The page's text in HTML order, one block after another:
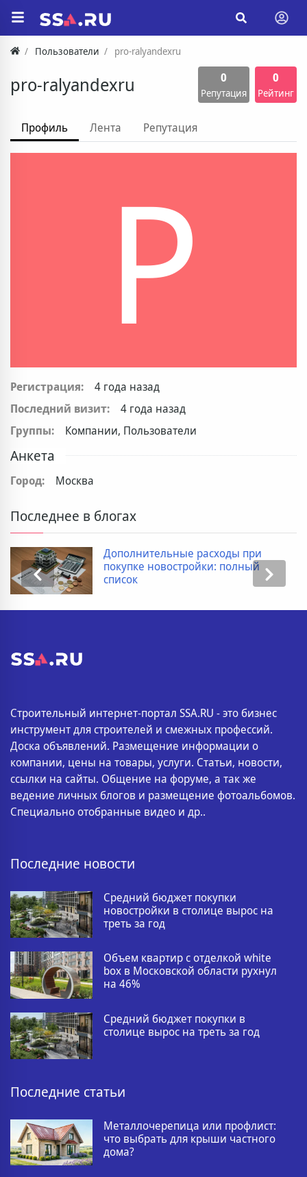
Пользователи pro-ralyandexru
pro-ralyandexru 0
Репутация
0
Рейтинг
Профиль Лента Репутация
P
Регистрация:
4 года назад
Последний визит:
4 года назад
Группы:
Компании, Пользователи
Анкета
Город: Москва
Последнее в блогах
Дополнительные расходы при
покупке новостройки: полный
список
Строительный интернет-портал SSA.RU - это бизнес
инструмент для строителей и смежных профессий.
Доска объявлений. Размещение информации о
компании, цены на товары, услуги. Статьи, новости,
ссылки на сайты. Общение на форуме, а так же
ведение личных блогов и размещение фотоальбомов.
Специально отобранные видео и др..
Последние новости
Средний бюджет покупки
новостройки в столице вырос на
треть за год
Объем квартир с отделкой white
box в Московской области рухнул
на 46%
Средний бюджет покупки в
столице вырос на треть за год
Последние статьи
Металлочерепица или профлист:
что выбрать для крыши частного
дома?